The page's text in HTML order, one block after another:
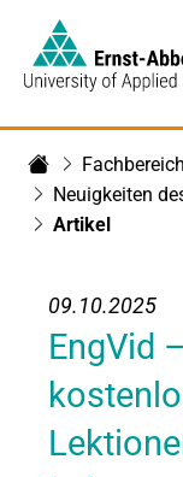
Fachbereich
Fachbereich
Neuigkeiten
Artikel
09.10.2025
EngVid